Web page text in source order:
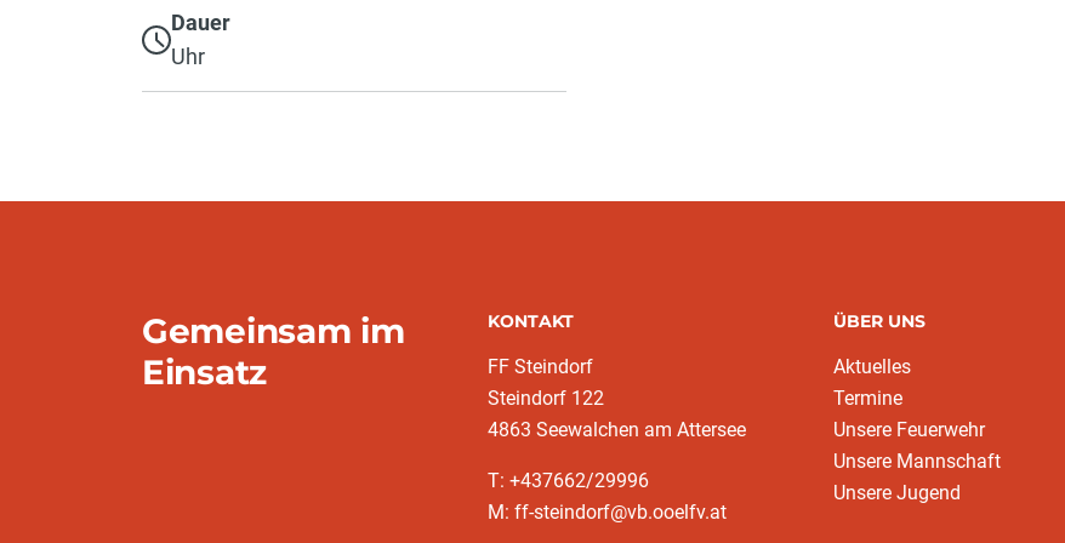
Dauer
Uhr
Gemeinsam im
Einsatz
KONTAKT
FF Steindorf
Steindorf 122
4863 Seewalchen am Attersee
T: +437662/29996
M: ff-steindorf@vb.ooelfv.at
ÜBER UNS
Aktuelles
Termine
Unsere Feuerwehr
Unsere Mannschaft
Unsere Jugend